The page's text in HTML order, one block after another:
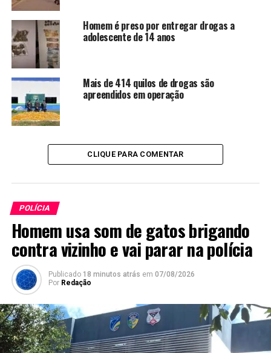
Homem é preso por entregar drogas a
adolescente de 14 anos
Mais de 414 quilos de drogas são
apreendidos em operação
CLIQUE PARA COMENTAR
POLÍCIA
Homem usa som de gatos brigando
contra vizinho e vai parar na polícia
Publicado 18 minutos atrás em 07/08/2026
Por Redação